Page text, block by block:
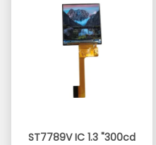
ST7789V IC 1.3 "300cd